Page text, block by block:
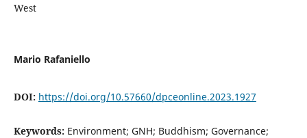
West
Mario Rafaniello
DOI: https://doi.org/10.57660/dpceonline.2023.1927
Keywords: Environment; GNH; Buddhism; Governance;